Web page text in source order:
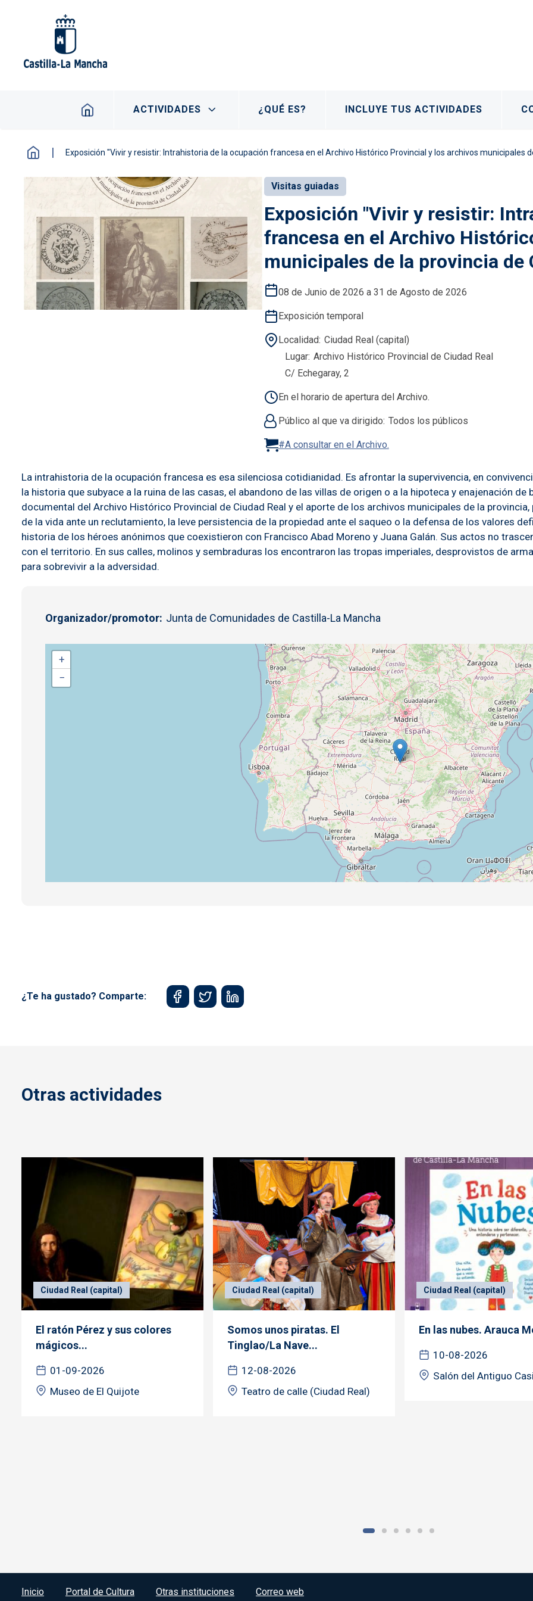
Navegación principal
ACTIVIDADES ¿QUÉ ES? INCLUYE TUS ACTIVIDADES
Exposición "Vivir y resistir: Intrahistoria de la ocupación francesa en el Archivo Histórico Provincial y los archivos municipales
Visitas guiadas
Exposición "Vivir y resistir:
francesa en el Archivo
municipales de la provincia de
08 de Junio de 2026 a 31 de Agosto de 2026
Exposición temporal
Localidad Ciudad Real (capital)
Lugar Archivo Histórico Provincial de Ciudad Real
C/ Echegaray, 2
En el horario de apertura del Archivo.
Público al que va dirigido Todos los públicos
#A consultar en el Archivo.
La intrahistoria de la ocupación francesa es esa silenciosa cotidianidad. Es afrontar la supervivencia, en
la historia que subyace a la ruina de las casas, el abandono de las villas de origen o a la hipoteca y enajenación
documental del Archivo Histórico Provincial de Ciudad Real y el aporte de los archivos municipales de la
de la vida ante un reclutamiento, la leve persistencia de la propiedad ante el saqueo o la defensa de los valores
historia de los héroes anónimos que coexistieron con Francisco Abad Moreno y Juana Galán. Sus actos no
con el territorio. En sus calles, molinos y sembraduras los encontraron las tropas imperiales, desprovistos de
para sobrevivir a la adversidad.
Organizador/promotor Junta de Comunidades de Castilla-La Mancha
+
−
¿Te ha gustado? Comparte:
Otras actividades
Ciudad Real (capital)
El ratón Pérez y sus colores
mágicos...
01-09-2026
Museo de El Quijote
Ciudad Real (capital)
Somos unos piratas. El
Tinglao/La Nave...
12-08-2026
Teatro de calle (Ciudad Real)
Ciudad Real (capital)
En las nubes. Arauca
10-08-2026
Salón del Antiguo
Menú del pie
Inicio Portal de Cultura Otras instituciones Correo web